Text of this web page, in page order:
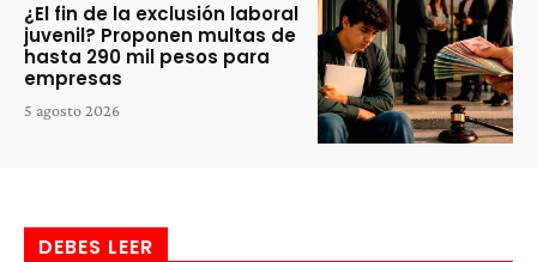
¿El fin de la exclusión laboral
juvenil? Proponen multas de
hasta 290 mil pesos para
empresas
5 agosto 2026
DEBES LEER